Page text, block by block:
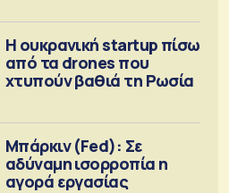
Η ουκρανική startup πίσω
από τα drones που
χτυπούν βαθιά τη Ρωσία
Μπάρκιν (Fed): Σε
αδύναμη ισορροπία η
αγορά εργασίας